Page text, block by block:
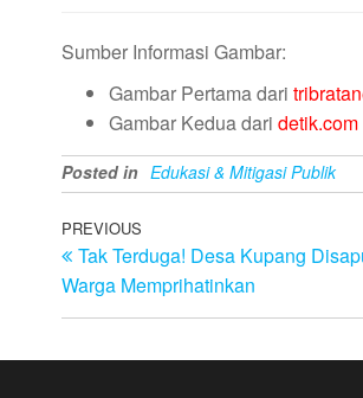
Sumber Informasi Gambar:
Gambar Pertama dari
Gambar Kedua dari detik.com
Posted in Edukasi & Mitigasi Publik
Post
navigation
Previous
Post
PREVIOUS
Tak Terduga! Desa Kupang
Warga Memprihatinkan